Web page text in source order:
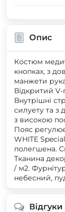
Опис
Костюм
кнопках, з
манжети
Відкритий V-
Внутрішні
силуету та з
з високою
Пояс
WHITE
полегшена.
Тканина
/ м2.
небесний,
Відгуки